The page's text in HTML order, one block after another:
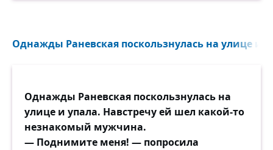
Однажды Раневская поскользнулась на улице и
Однажды Раневская поскользнулась на
улице и упала. Навстречу ей шел какой-то
незнакомый мужчина.
— Поднимите меня! — попросила